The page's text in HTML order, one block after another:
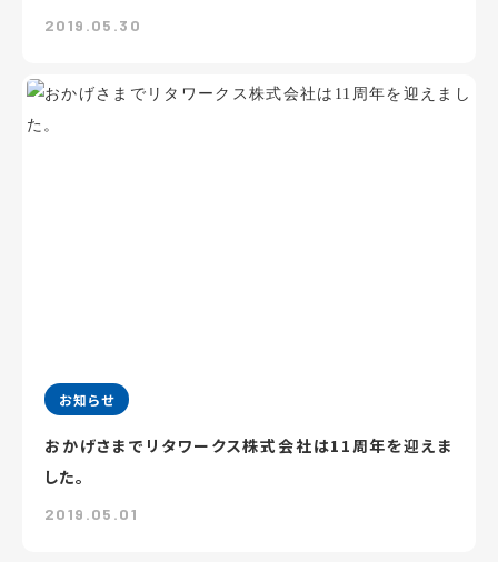
2019.05.30
お知らせ
おかげさまでリタワークス株式会社は11周年を迎えま
した。
2019.05.01